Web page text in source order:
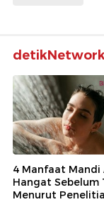
4 Manfaat Mandi
Hangat Sebelum
Menurut